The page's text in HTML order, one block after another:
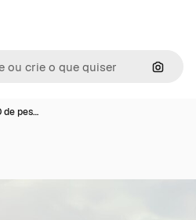
de pes…